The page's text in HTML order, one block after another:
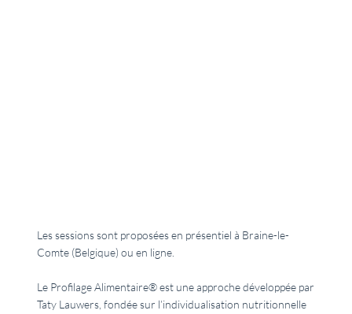
Les sessions sont proposées en présentiel à Braine-le-
Comte (Belgique) ou en ligne.
Le Profilage Alimentaire® est une approche développée par
Taty Lauwers, fondée sur l’individualisation nutritionnelle